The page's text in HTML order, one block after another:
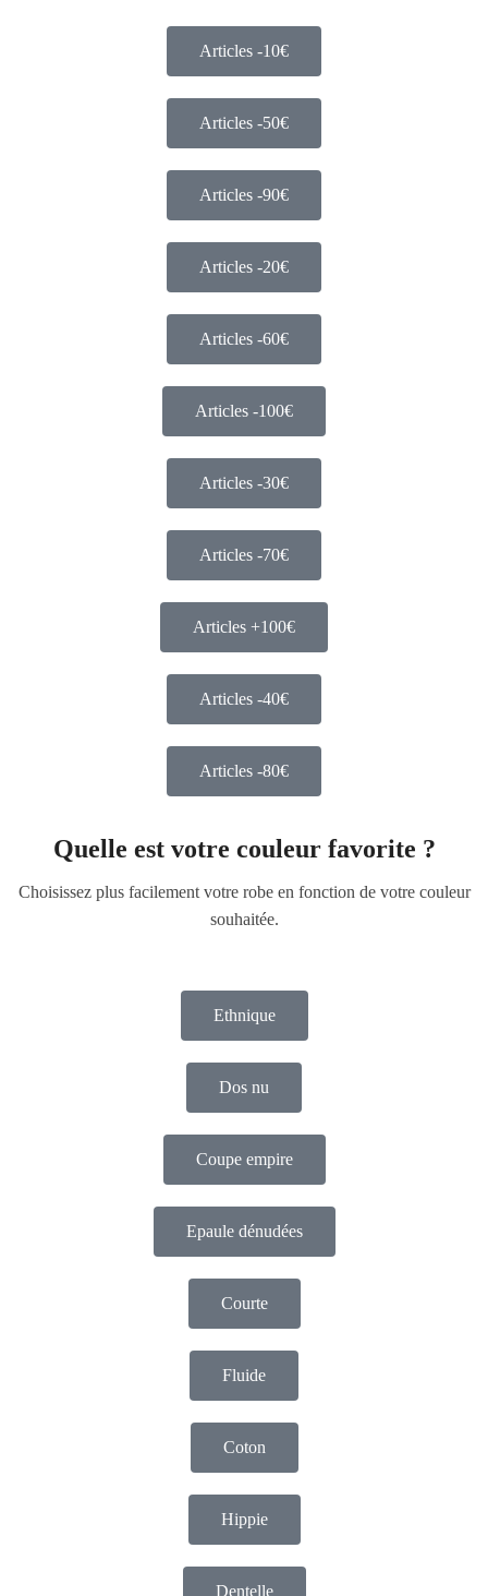
Articles -10€
Articles -50€
Articles -90€
Articles -20€
Articles -60€
Articles -100€
Articles -30€
Articles -70€
Articles +100€
Articles -40€
Articles -80€
Quelle est votre couleur favorite ?
Choisissez plus facilement votre robe en fonction de votre couleur
souhaitée.
Ethnique
Dos nu
Coupe empire
Epaule dénudées
Courte
Fluide
Coton
Hippie
Dentelle